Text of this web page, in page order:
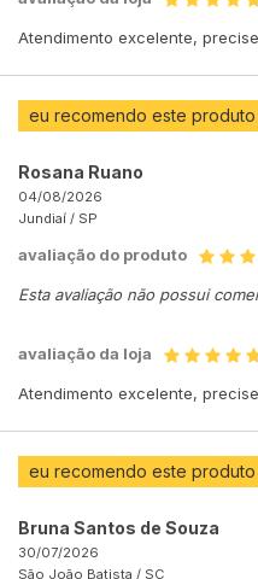
Atendimento excelente,
eu recomendo este produto
Rosana Ruano
04/08/2026
Jundiaí / SP
avaliação do produto
Esta avaliação não possui
avaliação da loja
Atendimento excelente,
eu recomendo este produto
Bruna Santos de Souza
30/07/2026
São João Batista / SC